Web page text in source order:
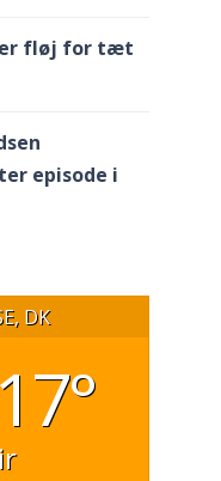
fløj for tæt
episode i
DK
17°